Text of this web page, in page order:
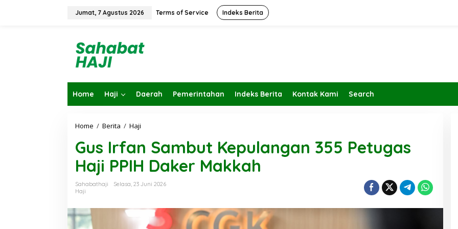
Jumat, 7 Agustus 2026 Terms of Service Indeks Berita
Home Haji Daerah Pemerintahan Indeks Berita Kontak Kami Search
Home / Berita / Haji
s
r
f
a
a
Gus Irfan Sambut Kepulangan 355 Petugas
Haji PPIH Daker Makkah
Sahabathaji
Selasa, 23 Juni 2026
Haji